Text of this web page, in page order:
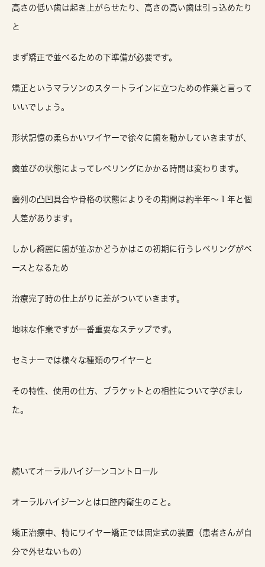
高さの低い歯は起き上がらせたり、高さの高い歯は引っ込めたり
と
まず矯正で並べるための下準備が必要です。
矯正というマラソンのスタートラインに立つための作業と言って
いいでしょう。
形状記憶の柔らかいワイヤーで徐々に歯を動かしていきますが、
歯並びの状態によってレベリングにかかる時間は変わります。
歯列の凸凹具合や骨格の状態によりその期間は約半年～１年と個
人差があります。
しかし綺麗に歯が並ぶかどうかはこの初期に行うレベリングがベ
ースとなるため
治療完了時の仕上がりに差がついていきます。
地味な作業ですが一番重要なステップです。
セミナーでは様々な種類のワイヤーと
その特性、使用の仕方、ブラケットとの相性について学びまし
た。
続いてオーラルハイジーンコントロール
オーラルハイジーンとは口腔内衛生のこと。
矯正治療中、特にワイヤー矯正では固定式の装置（患者さんが自
分で外せないもの）